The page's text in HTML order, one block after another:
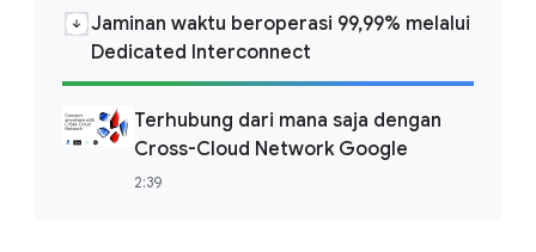
Jaminan waktu beroperasi 99,99% melalui
Dedicated Interconnect
Terhubung dari mana saja dengan
Cross-Cloud Network Google
2:39